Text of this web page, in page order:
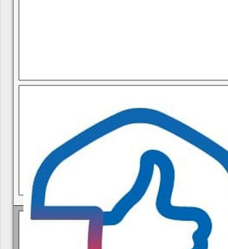
В квитанциях ошибки, в подъезде мусор, сотрудники
Политика КГУП "Камчатский водоканал" в отношении